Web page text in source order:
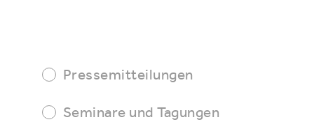
Pressemitteilungen
Seminare und Tagungen